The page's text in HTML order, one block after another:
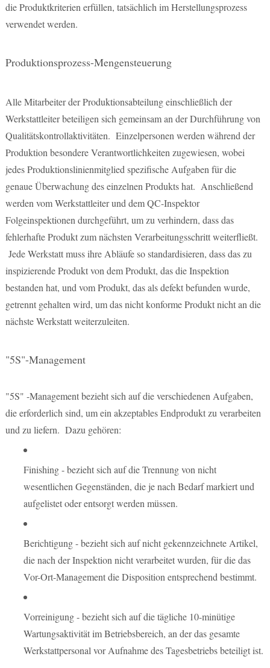
die Produktkriterien erfüllen, tatsächlich im Herstellungsprozess
verwendet werden.
Produktionsprozess-Mengensteuerung
Alle Mitarbeiter der Produktionsabteilung einschließlich der
Werkstattleiter beteiligen sich gemeinsam an der Durchführung von
Qualitätskontrollaktivitäten. Einzelpersonen werden während der
Produktion besondere Verantwortlichkeiten zugewiesen, wobei
jedes Produktionslinienmitglied spezifische Aufgaben für die
genaue Überwachung des einzelnen Produkts hat. Anschließend
werden vom Werkstattleiter und dem QC-Inspektor
Folgeinspektionen durchgeführt, um zu verhindern, dass das
fehlerhafte Produkt zum nächsten Verarbeitungsschritt weiterfließt.
Jede Werkstatt muss ihre Abläufe so standardisieren, dass das zu
inspizierende Produkt von dem Produkt, das die Inspektion
bestanden hat, und vom Produkt, das als defekt befunden wurde,
getrennt gehalten wird, um das nicht konforme Produkt nicht an die
nächste Werkstatt weiterzuleiten.
"5S"-Management
"5S" -Management bezieht sich auf die verschiedenen Aufgaben,
die erforderlich sind, um ein akzeptables Endprodukt zu verarbeiten
und zu liefern. Dazu gehören:
Finishing - bezieht sich auf die Trennung von nicht
wesentlichen Gegenständen, die je nach Bedarf markiert und
aufgelistet oder entsorgt werden müssen.
Berichtigung - bezieht sich auf nicht gekennzeichnete Artikel,
die nach der Inspektion nicht verarbeitet wurden, für die das
Vor-Ort-Management die Disposition entsprechend bestimmt.
Vorreinigung - bezieht sich auf die tägliche 10-minütige
Wartungsaktivität im Betriebsbereich, an der das gesamte
Werkstattpersonal vor Aufnahme des Tagesbetriebs beteiligt ist.